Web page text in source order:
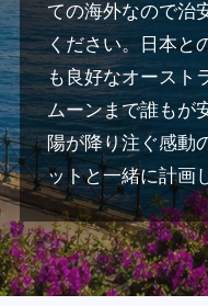
ての海外なので治
ください。日本と
も良好なオースト
ムーンまで誰もが
陽が降り注ぐ感動
ットと一緒に計画